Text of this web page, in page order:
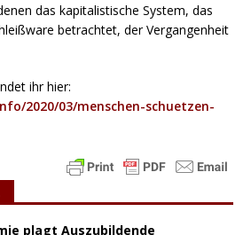
das kapitalistische System, das
betrachtet, der Vergangenheit
ihr hier:
2020/03/menschen-schuetzen-
plagt Auszubildende